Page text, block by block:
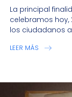
La principal
celebramos hoy,
los ciudadanos
LEER MÁS